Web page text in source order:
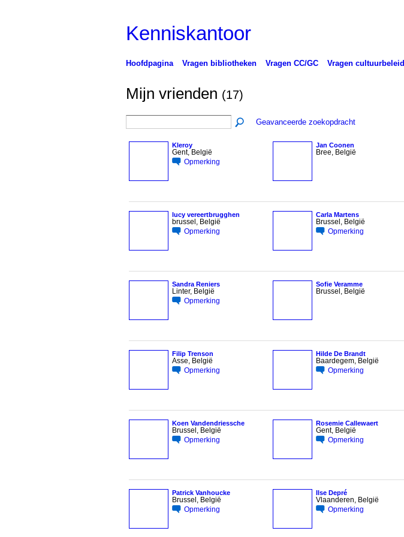
Kenniskantoor
Hoofdpagina Vragen bibliotheken Vragen CC/GC Vragen cultuurbeleid
Mijn vrienden (17)
Geavanceerde zoekopdracht
Kleroy
Gent, België
Opmerking
Jan Coonen
Bree, België
lucy vereertbrugghen
brussel, België
Opmerking
Carla Martens
Brussel, België
Opmerking
Sandra Reniers
Linter, België
Opmerking
Sofie Veramme
Brussel, België
Filip Trenson
Asse, België
Opmerking
Hilde De Brandt
Baardegem, België
Opmerking
Koen Vandendriessche
Brussel, België
Opmerking
Rosemie Callewaert
Gent, België
Opmerking
Patrick Vanhoucke
Brussel, België
Opmerking
Ilse Depré
Vlaanderen, België
Opmerking